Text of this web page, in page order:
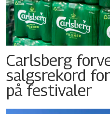
Carlsberg
salgsrekord
på festivaler